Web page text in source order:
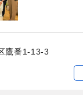
鷹番1-13-3